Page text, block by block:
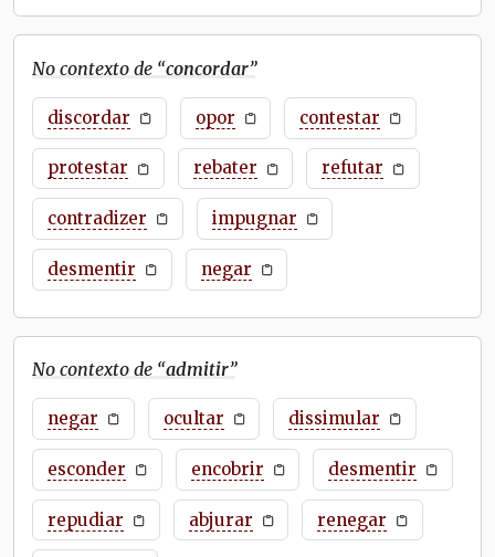
No contexto de “concordar”
discordar opor contestar
protestar rebater refutar
contradizer impugnar
desmentir negar
No contexto de “admitir”
negar ocultar dissimular
esconder encobrir desmentir
repudiar abjurar renegar